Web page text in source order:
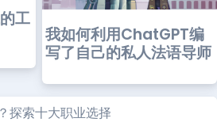
工
我如何利用ChatGPT编
写了自己的私人法语导师
探索十大职业选择